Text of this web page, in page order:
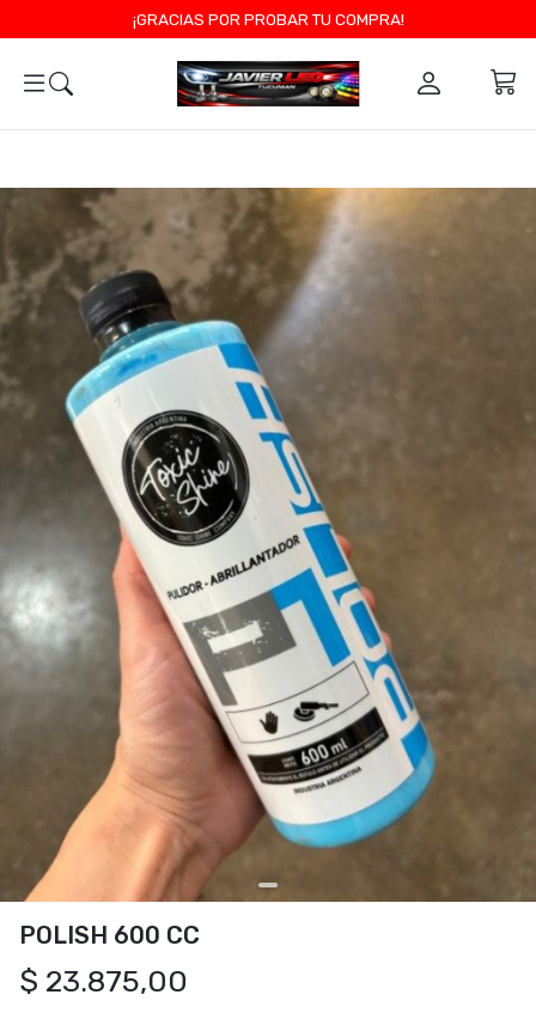
¡GRACIAS POR PROBAR TU COMPRA!
POLISH 600 CC
$ 23.875,00